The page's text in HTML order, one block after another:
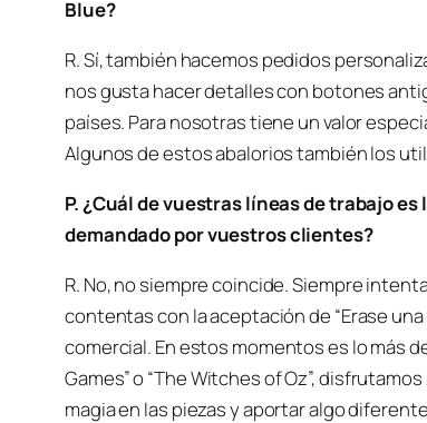
Blue?
R. Sí, también hacemos pedidos
nos gusta hacer detalles con botones
países. Para nosotras tiene un valor
Algunos de estos abalorios también los
P. ¿Cuál de vuestras líneas de trabajo
demandado por vuestros clientes?
R. No, no siempre coincide. Siempre
contentas con la aceptación de “Erase
comercial. En estos momentos es lo más
Games” o “The Witches of Oz”,
magia en las piezas y aportar algo